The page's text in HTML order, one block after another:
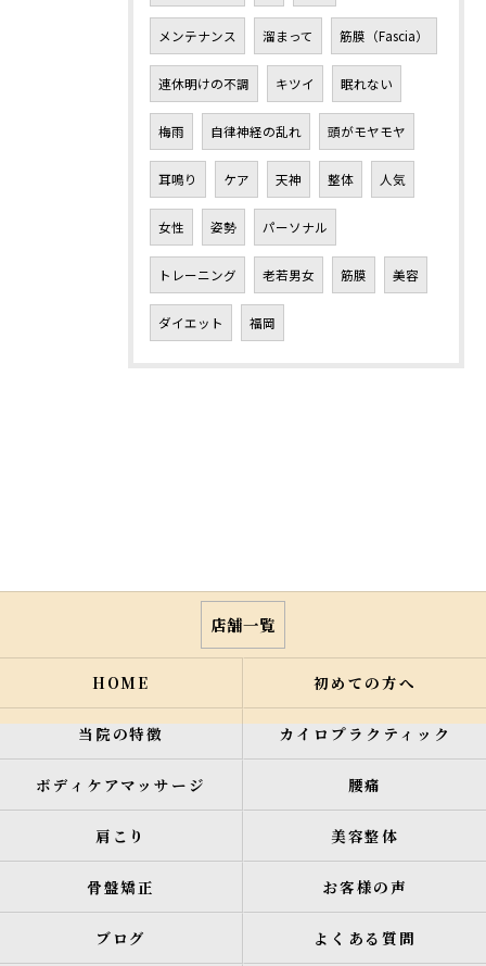
メンテナンス 溜まって 筋膜（Fascia）
連休明けの不調 キツイ 眠れない
梅雨 自律神経の乱れ 頭がモヤモヤ
耳鳴り ケア 天神 整体 人気
女性 姿勢 パーソナル
トレーニング 老若男女 筋膜 美容
ダイエット 福岡
店舗一覧
HOME 初めての方へ
当院の特徴 カイロプラクティック
ボディケアマッサージ 腰痛
肩こり 美容整体
骨盤矯正 お客様の声
ブログ よくある質問